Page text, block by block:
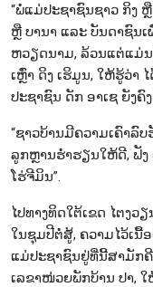
“ພໍ່​ແມ່​ປະ​ຊາ​ຊົນ​ຊາວ ກິງ ຫຼື
ຫຼື ບາ​ນາ ແລະ ບັນ​ດາ​ຊົນ​
ຫວຽດ​ນາມ, ລ້ວນ​ແຕ່​ແມ່ນ​
ເຫຼົ່າ ດິງ ເຮິ​ມູນ, ໃຫ້​ຮູ້​ວ່າ
ປະ​ຊາ​ຊົນ ດັກ ອາ​ເຊ ຍັງ
“ຊາວ​ບ້ານ​ມີ​ຄວາມ​ເຄົາ​ລົ
ລູກ​ຫຼານ​ຮ່ຳ​ຮຽ​ນ​ໃຫ້​​ດີ, ຟັງ
ໂຮ່​ຈີ​ມິນ”.
ໄປ​ທາງ​ທິດ​ໃຕ້​ເຂ​ດ ໄຕ​ງວ
ໃນ​ຊຸມ​ປີ​ຕໍ່​ສູ້, ຄວາມ​ໄວ້​ເນື້
ແມ່​ປະ​ຊາ​ຊົນ​ຢູ່​ທີ່ນີ້​ສາ​ມັກ​ຄີ​
ເລ​ຂາ​ໜ່ວຍ​ພັກ​ບ້ານ ປາ, ໃ